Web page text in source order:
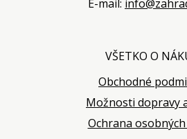
E-mail:
VŠETKO O
Obchodné
Možnosti dopravy
Ochrana